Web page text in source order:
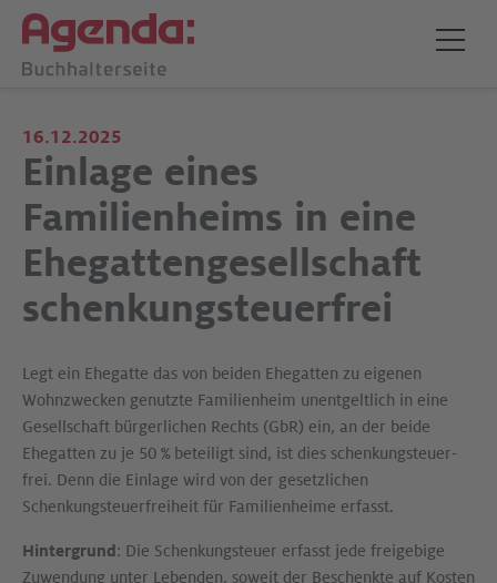
16.12.2025
Einlage eines
Familienheims in eine
Ehegattengesellschaft
schenkungsteuerfrei
Legt ein Ehegatte das von beiden Ehegatten zu eigenen
Wohnzwecken genutzte Familienheim unentgeltlich in eine
Gesellschaft bürgerlichen Rechts (GbR) ein, an der beide
Ehegatten zu je 50 % beteiligt sind, ist dies schenkung­steuer­
frei. Denn die Einlage wird von der gesetzlichen
Schenkungsteuerfreiheit für Familienheime erfasst.
Hintergrund : Die Schenkungsteuer erfasst jede freigebige
Zuwendung unter Lebenden, soweit der Beschenkte auf Kosten